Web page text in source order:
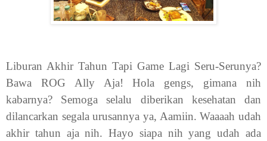
Liburan Akhir Tahun Tapi Game Lagi Seru-Serunya?
Bawa ROG Ally Aja! Hola gengs, gimana nih
kabarnya? Semoga selalu diberikan kesehatan dan
dilancarkan segala urusannya ya, Aamiin. Waaaah udah
akhir tahun aja nih. Hayo siapa nih yang udah ada